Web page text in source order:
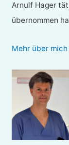
Arnulf Hager
übernommen
Mehr über